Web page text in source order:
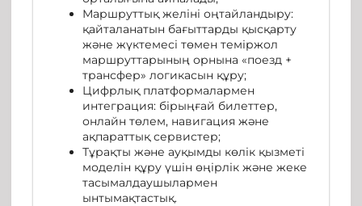
Маршруттық желіні оңтайландыру:
қайталанатын бағыттарды қысқарту
және жүктемесі төмен теміржол
маршруттарының орнына «поезд +
трансфер» логикасын құру;
Цифрлық платформалармен
интеграция: бірыңғай билеттер,
онлайн төлем, навигация және
ақпараттық сервистер;
Тұрақты және ауқымды көлік қызметі
моделін құру үшін өңірлік және жеке
тасымалдаушылармен
ынтымақтастық.